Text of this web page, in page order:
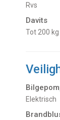
rvs
Davits
tot 200 kg
Elektrisch